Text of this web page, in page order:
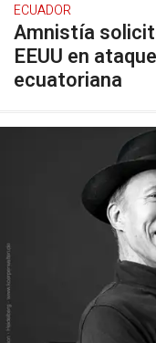
ECUADOR
Amnistía
EEUU en
ecuatoriana